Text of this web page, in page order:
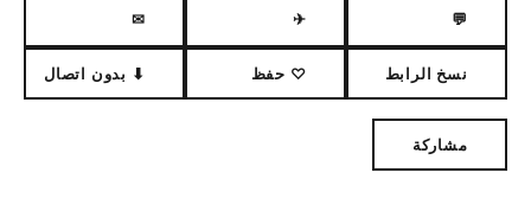
💬
✈
✉
نسخ الرابط ♡ حفظ ⬇ بدون اتصال
مشاركة